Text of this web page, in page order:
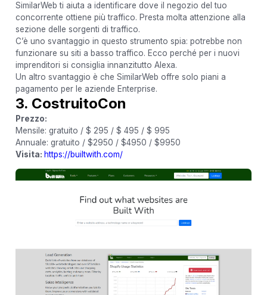
SimilarWeb ti aiuta a identificare dove il negozio del tuo
concorrente ottiene più traffico. Presta molta attenzione alla
sezione delle sorgenti di traffico.
C’è uno svantaggio in questo strumento spia: potrebbe non
funzionare su siti a basso traffico. Ecco perché per i nuovi
imprenditori si consiglia innanzitutto Alexa.
Un altro svantaggio è che SimilarWeb offre solo piani a
pagamento per le aziende Enterprise.
3. CostruitoCon
Prezzo:
Mensile: gratuito / $ 295 / $ 495 / $ 995
Annuale: gratuito / $2950 / $4950 / $9950
Visita: https://builtwith.com/